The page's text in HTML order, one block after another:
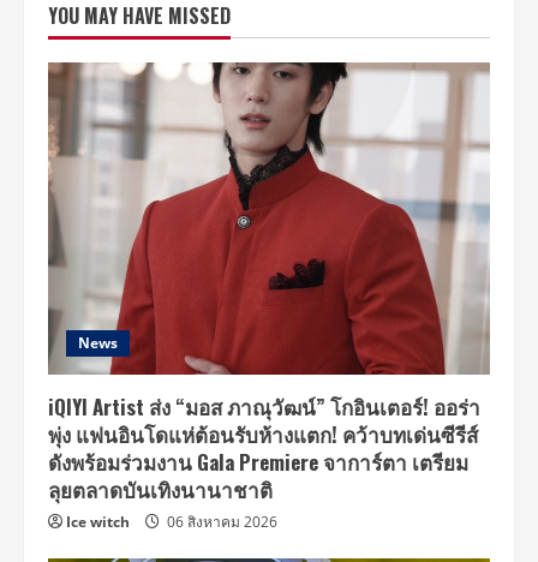
ส
ปรับ
โฉม
ข่าว
ใหม่
ข่าว
ให้
สำคัญ
เริ่ม
16
ส.ค.นี้
YOU MAY HAVE MISSED
News
iQIYI Artist ส่ง “มอส ภาณุวัฒน์” โกอินเตอร์! ออร่า
พุ่ง แฟนอินโดแห่ต้อนรับห้างแตก! คว้าบทเด่นซีรีส์
ดังพร้อมร่วมงาน Gala Premiere จาการ์ตา เตรียม
ลุยตลาดบันเทิงนานาชาติ
Ice witch 06 สิงหาคม 2026